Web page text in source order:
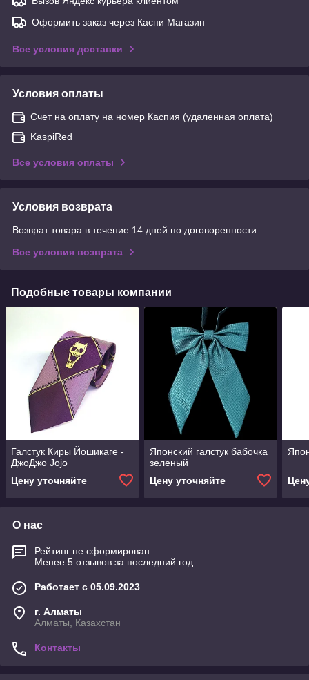
Оформить заказ через Каспи Магазин
Все условия доставки
Условия оплаты
Счет на оплату на номер Каспия (удаленная оплата)
KaspiRed
Все условия оплаты
Условия возврата
Возврат товара в течение 14 дней по договоренности
Все условия возврата
Подобные товары компании
Галстук Киры Йошикаге -
ДжоДжо Jojo
Цену уточняйте
Японский галстук бабочка
зеленый
Цену уточняйте
О нас
Рейтинг не сформирован
Менее 5 отзывов за последний год
Работает с 05.09.2023
г. Алматы
Алматы, Казахстан
Контакты